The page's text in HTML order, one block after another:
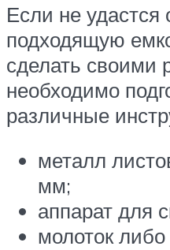
Если не удастся
подходящую
сделать своими
необходимо
различные
металл
мм;
аппарат для
молоток либо